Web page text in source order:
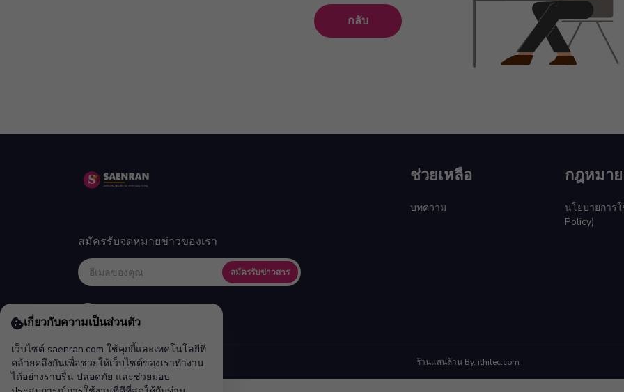
กลับ
เกี่ยวกับความเป็นส่วนตัว
เว็บไซต์ saenran.com ใช้คุกกี้และเทคโนโลยีที่
คล้ายคลึงกันเพื่อช่วยให้เว็บไซต์ของเราทำงาน
ได้อย่างราบรื่น ปลอดภัย และช่วยมอบ
สมัครรับจดหมายข่าวของเรา
สมัครรับข่าวสาร
ช่วยเหลือ
บทความ
กฎหมาย
นโยบายการ
Policy)
ร้านแสนล้าน By. ithitec.com